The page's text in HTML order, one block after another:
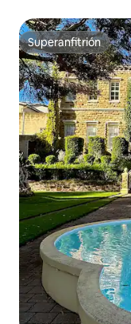
Superanfitrión
Superanfitrión